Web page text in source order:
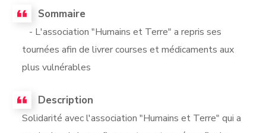
Sommaire
- L'association "Humains et Terre" a repris ses
tournées afin de livrer courses et médicaments aux
plus vulnérables
Description
Solidarité avec l'association "Humains et Terre" qui a